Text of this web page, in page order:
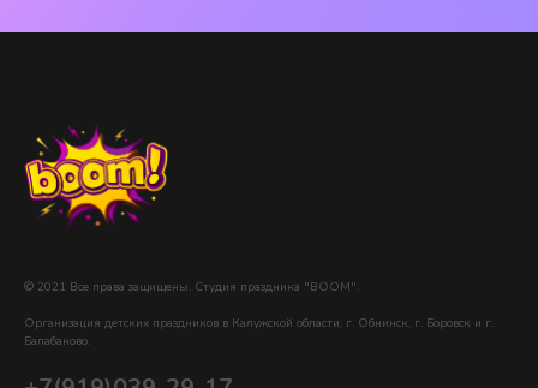
© 2021 Все права защищены. Студия праздника "BOOM".
Организация детских праздников в Калужской области, г. Обнинск, г. Боровск и г.
Балабаново.